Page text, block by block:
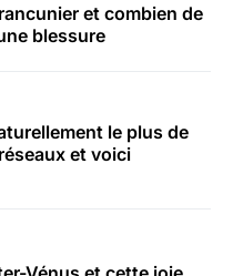
et combien de
blessure
le plus de
et voici